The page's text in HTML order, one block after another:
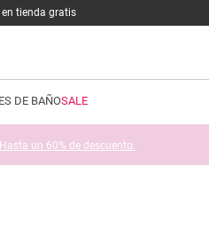
en tienda gratis
DE BAÑOSALE
Hasta un 60% de descuento.